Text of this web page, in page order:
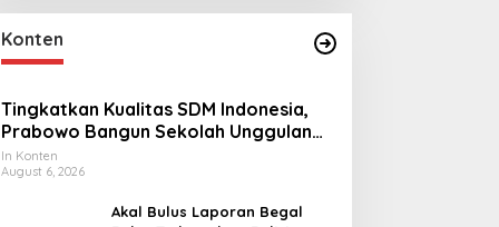
Konten
Tingkatkan Kualitas SDM Indonesia,
Prabowo Bangun Sekolah Unggulan
hingga Undang Universitas Terbaik
Dunia
In Konten
August 6, 2026
Akal Bulus Laporan Begal